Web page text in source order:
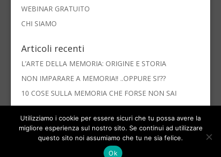
WEBINAR GRATUITO
CHI SIAMO
Articoli recenti
L’ARTE DELLA MEMORIA: ORIGINE E STORIA
NON IMPARARE A MEMORIA!! ..OPPURE SI’??
10 COSE SULLA MEMORIA CHE FORSE NON SAI
Copyright © 2017 Scuola di Alta Formazione ACCADEMIA
Utilizziamo i cookie per essere sicuri che tu possa avere la
migliore esperienza sul nostro sito. Se continui ad utilizzare
questo sito noi assumiamo che tu ne sia felice.
Ok